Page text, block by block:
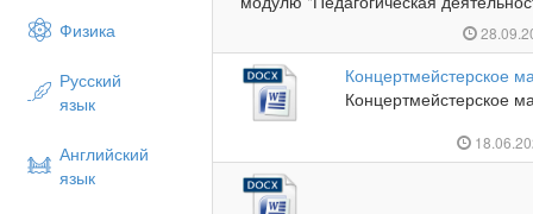
Физика
Русский
язык
Английский
язык
Концертмейстерское
Концертмейстерское